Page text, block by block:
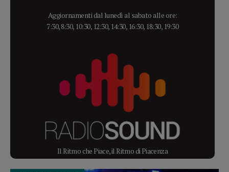
Aggiornamenti dal lunedì al sabato alle ore:
7:30, 8:30, 10:30, 12:30, 14:30, 16:30, 18:30, 19:30
Il Ritmo che Piace, il Ritmo di Piacenza